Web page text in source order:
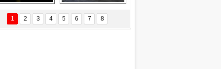
ÖZYANIK
Değişti?
Delta uçağına
yıldırım çarptı
Ford Focus RS
(2015)
1 2 3 4 5 6 7 8